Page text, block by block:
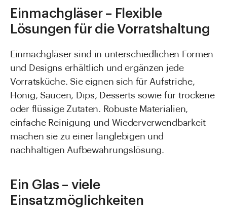
Einmachgläser – Flexible
Lösungen für die Vorratshaltung
Einmachgläser sind in unterschiedlichen Formen
und Designs erhältlich und ergänzen jede
Vorratsküche. Sie eignen sich für Aufstriche,
Honig, Saucen, Dips, Desserts sowie für trockene
oder flüssige Zutaten. Robuste Materialien,
einfache Reinigung und Wiederverwendbarkeit
machen sie zu einer langlebigen und
nachhaltigen Aufbewahrungslösung.
Ein Glas – viele
Einsatzmöglichkeiten